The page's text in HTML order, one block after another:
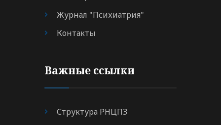
Журнал "Психиатрия"
Контакты
Важные ссылки
Структура РНЦПЗ